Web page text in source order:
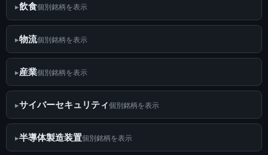
飲食個別銘柄を表示
物流個別銘柄を表示
産業個別銘柄を表示
サイバーセキュリティ個別銘柄を表示
半導体製造装置個別銘柄を表示